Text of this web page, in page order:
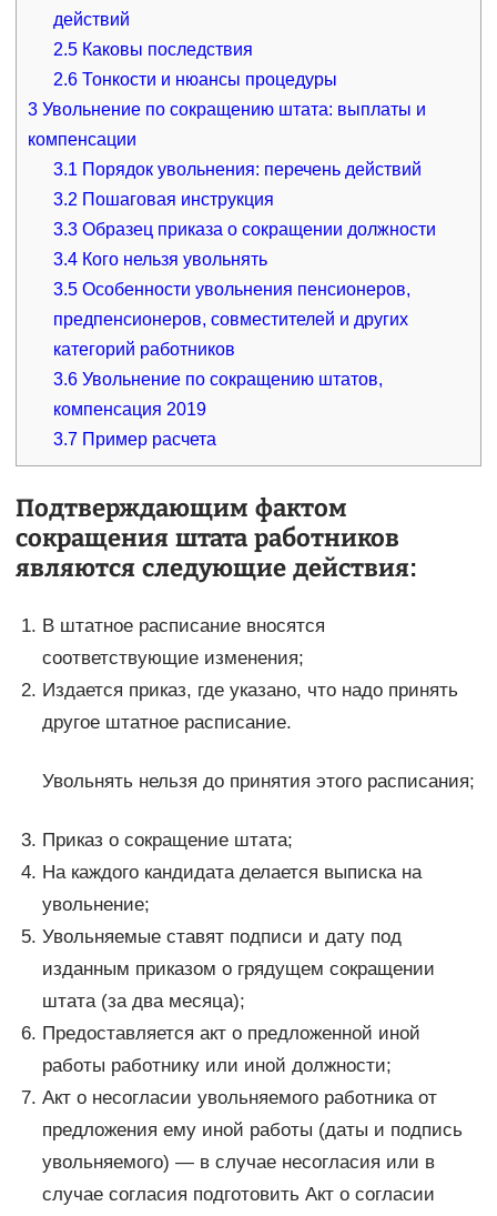
действий
2.5 Каковы последствия
2.6 Тонкости и нюансы процедуры
3Увольнение по сокращению штата: выплаты и
компенсации
3.1 Порядок увольнения: перечень действий
3.2 Пошаговая инструкция
3.3 Образец приказа о сокращении должности
3.4 Кого нельзя увольнять
3.5 Особенности увольнения пенсионеров,
предпенсионеров, совместителей и других
категорий работников
3.6 Увольнение по сокращению штатов,
компенсация 2019
3.7 Пример расчета
Подтверждающим фактом
сокращения штата работников
являются следующие действия:
В штатное расписание вносятся
соответствующие изменения;
Издается приказ, где указано, что надо принять
другое штатное расписание.
Увольнять нельзя до принятия этого расписания;
Приказ о сокращение штата;
На каждого кандидата делается выписка на
увольнение;
Увольняемые ставят подписи и дату под
изданным приказом о грядущем сокращении
штата (за два месяца);
Предоставляется акт о предложенной иной
работы работнику или иной должности;
Акт о несогласии увольняемого работника от
предложения ему иной работы (даты и подпись
увольняемого) — в случае несогласия или в
случае согласия подготовить Акт о согласии